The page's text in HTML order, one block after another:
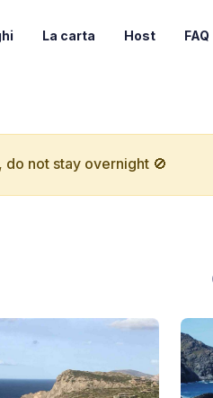
La carta Host FAQ
not stay overnight 🚫